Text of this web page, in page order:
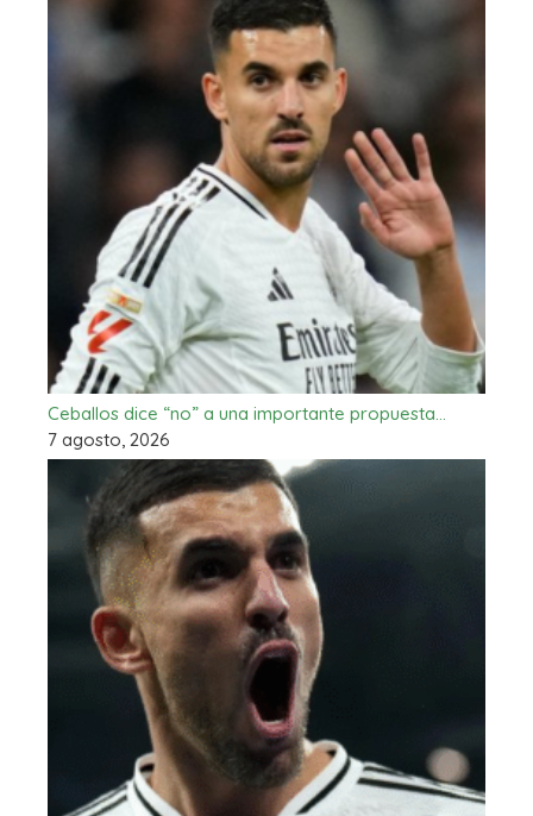
Ceballos dice “no” a una importante propuesta…
7 agosto, 2026